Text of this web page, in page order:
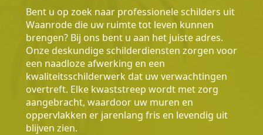
Bent u op zoek naar professionele schilders uit
Waanrode die uw ruimte tot leven kunnen
brengen? Bij ons bent u aan het juiste adres.
Onze deskundige schilderdiensten zorgen voor
een naadloze afwerking en een
kwaliteitsschilderwerk dat uw verwachtingen
overtreft. Elke kwaststreep wordt met zorg
aangebracht, waardoor uw muren en
oppervlakken er jarenlang fris en levendig uit
blijven zien.